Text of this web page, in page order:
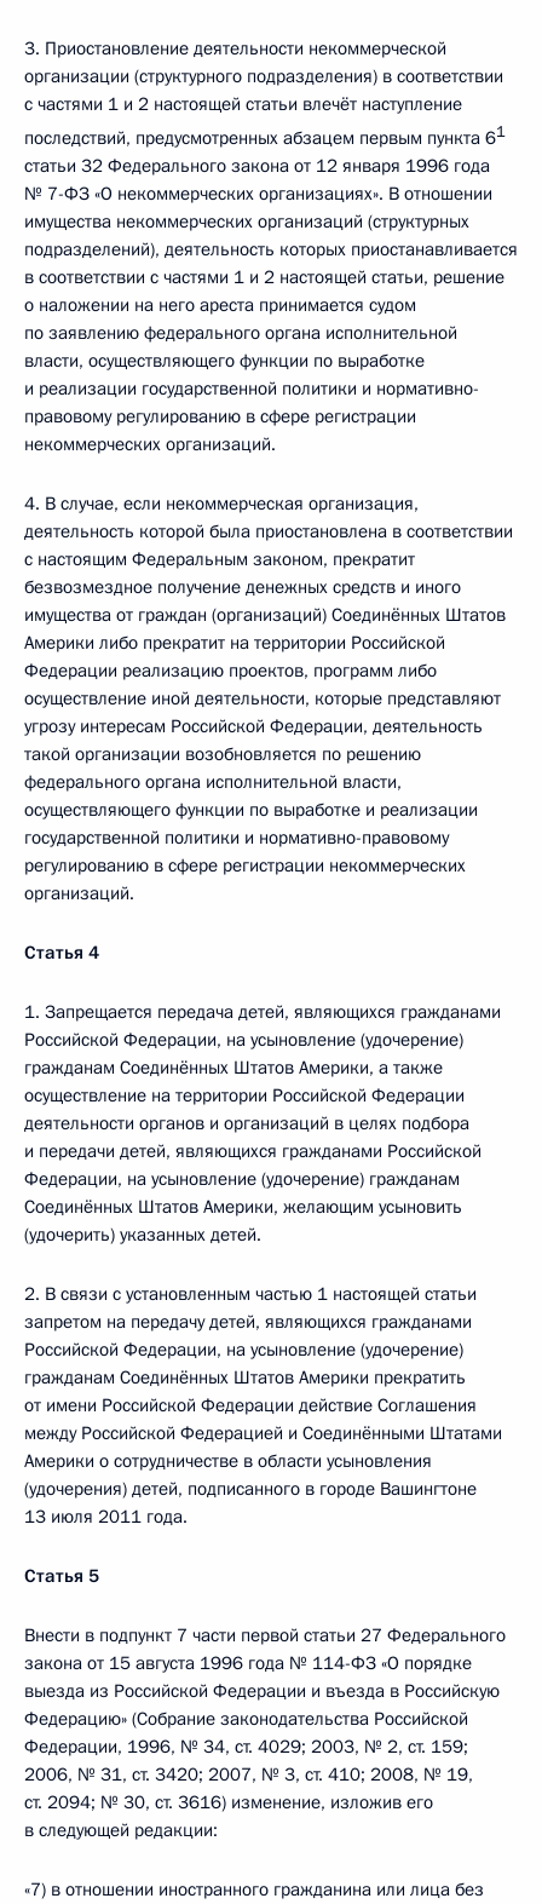
3. Приостановление деятельности некоммерческой
организации (структурного подразделения) в соответствии
с частями 1 и 2 настоящей статьи влечёт наступление
последствий, предусмотренных абзацем первым пункта 61
статьи 32 Федерального закона от 12 января 1996 года
№ 7-ФЗ «О некоммерческих организациях». В отношении
имущества некоммерческих организаций (структурных
подразделений), деятельность которых приостанавливается
в соответствии с частями 1 и 2 настоящей статьи, решение
о наложении на него ареста принимается судом
по заявлению федерального органа исполнительной
власти, осуществляющего функции по выработке
и реализации государственной политики и нормативно-
правовому регулированию в сфере регистрации
некоммерческих организаций.
4. В случае, если некоммерческая организация,
деятельность которой была приостановлена в соответствии
с настоящим Федеральным законом, прекратит
безвозмездное получение денежных средств и иного
имущества от граждан (организаций) Соединённых Штатов
Америки либо прекратит на территории Российской
Федерации реализацию проектов, программ либо
осуществление иной деятельности, которые представляют
угрозу интересам Российской Федерации, деятельность
такой организации возобновляется по решению
федерального органа исполнительной власти,
осуществляющего функции по выработке и реализации
государственной политики и нормативно-правовому
регулированию в сфере регистрации некоммерческих
организаций.
Статья 4
1. Запрещается передача детей, являющихся гражданами
Российской Федерации, на усыновление (удочерение)
гражданам Соединённых Штатов Америки, а также
осуществление на территории Российской Федерации
деятельности органов и организаций в целях подбора
и передачи детей, являющихся гражданами Российской
Федерации, на усыновление (удочерение) гражданам
Соединённых Штатов Америки, желающим усыновить
(удочерить) указанных детей.
2. В связи с установленным частью 1 настоящей статьи
запретом на передачу детей, являющихся гражданами
Российской Федерации, на усыновление (удочерение)
гражданам Соединённых Штатов Америки прекратить
от имени Российской Федерации действие Соглашения
между Российской Федерацией и Соединёнными Штатами
Америки о сотрудничестве в области усыновления
(удочерения) детей, подписанного в городе Вашингтоне
13 июля 2011 года.
Статья 5
Внести в подпункт 7 части первой статьи 27 Федерального
закона от 15 августа 1996 года № 114-ФЗ «О порядке
выезда из Российской Федерации и въезда в Российскую
Федерацию» (Собрание законодательства Российской
Федерации, 1996, № 34, ст. 4029; 2003, № 2, ст. 159;
2006, № 31, ст. 3420; 2007, № 3, ст. 410; 2008, № 19,
ст. 2094; № 30, ст. 3616) изменение, изложив его
в следующей редакции:
«7) в отношении иностранного гражданина или лица без